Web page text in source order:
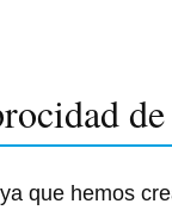
que hemos